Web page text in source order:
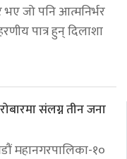
भए जो पनि आत्मनिर्भर
पात्र हुन् दिलाशा
संलग्न तीन जना
महानगरपालिका-१०